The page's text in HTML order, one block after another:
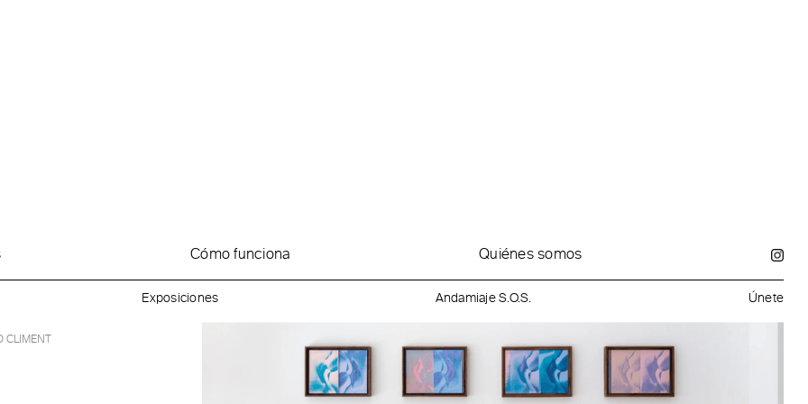
Cómo funciona Quiénes somos
Exposiciones Andamiaje S.O.S. Únete
/ BLUSHING
CLIMENT